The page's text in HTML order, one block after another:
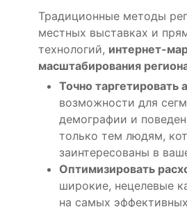
Традиционные методы
местных выставках и
технологий, интернет-
масштабирования
Точно таргетировать
возможности для
демографии и
только тем людям,
заинтересованы в
Оптимизировать
широкие, нецелевые
на самых